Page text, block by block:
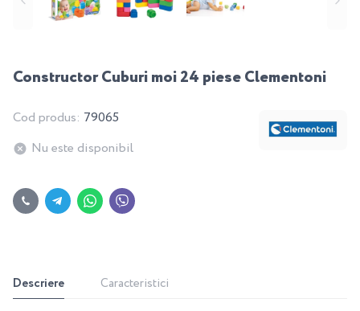
Constructor Cuburi moi 24 piese Clementoni
Cod produs: 79065
Nu este disponibil
Descriere Caracteristici